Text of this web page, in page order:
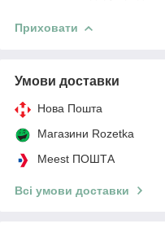
Приховати
Умови доставки
Нова Пошта
Магазини Rozetka
Meest ПОШТА
Всі умови доставки